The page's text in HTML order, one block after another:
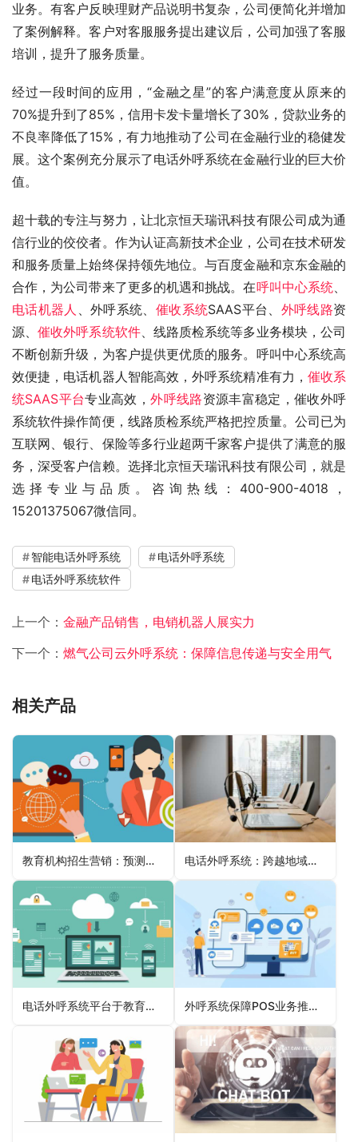
业务。有客户反映理财产品说明书复杂，公司便简化并增加
了案例解释。客户对客服服务提出建议后，公司加强了客服
培训，提升了服务质量。
经过一段时间的应用，“金融之星”的客户满意度从原来的
70%提升到了85%，信用卡发卡量增长了30%，贷款业务的
不良率降低了15%，有力地推动了公司在金融行业的稳健发
展。这个案例充分展示了电话外呼系统在金融行业的巨大价
值。
超十载的专注与努力，让北京恒天瑞讯科技有限公司成为通
信行业的佼佼者。作为认证高新技术企业，公司在技术研发
和服务质量上始终保持领先地位。与百度金融和京东金融的
合作，为公司带来了更多的机遇和挑战。在呼叫中心系统、
电话机器人 、外呼系统、 催收系统SAAS平台、 外呼线路资
源、催收外呼系统软件、线路质检系统等多业务模块，公司
不断创新升级，为客户提供更优质的服务。呼叫中心系统高
效便捷，电话机器人智能高效，外呼系统精准有力， 催收系
统SAAS平台专业高效，外呼线路资源丰富稳定，催收外呼
系统软件操作简便，线路质检系统严格把控质量。公司已为
互联网、银行、保险等多行业超两千家客户提供了满意的服
务，深受客户信赖。选择北京恒天瑞讯科技有限公司，就是
选择专业与品质。咨询热线：400-900-4018，
15201375067微信同。
智能电话外呼系统
电话外呼系统
电话外呼系统软件
上一个： 金融产品销售，电销机器人展实力
下一个： 燃气公司云外呼系统：保障信息传递与安全用气
相关产品
教育机构招生营销：预测式外呼的神奇力量 电话外呼系统：跨越地域界限的通信桥梁
电话外呼系统平台于教育课程推广的个性化呼叫 外呼系统保障POS业务推广顺利开展的应用场景